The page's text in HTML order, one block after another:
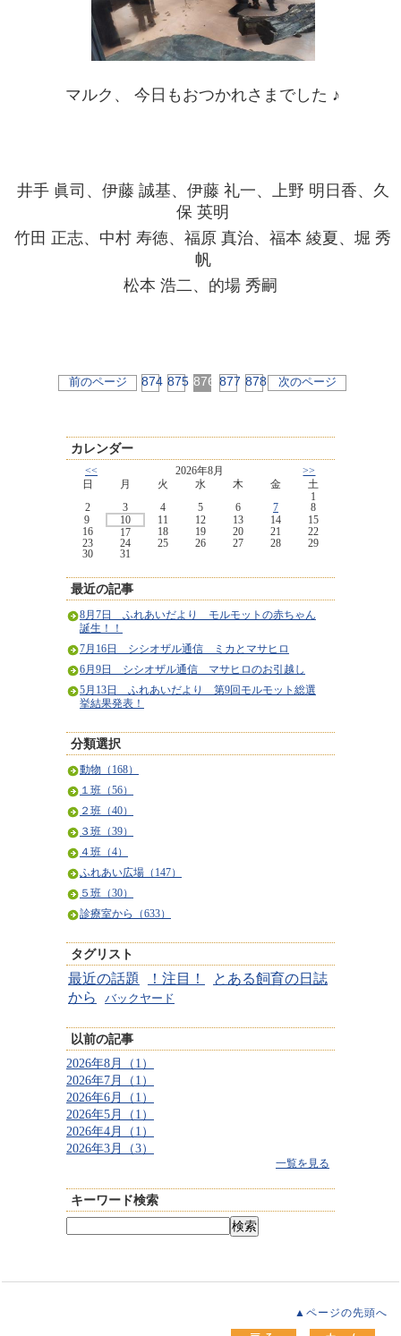
マルク、 今日もおつかれさまでした ♪
井手 眞司、伊藤 誠基、伊藤 礼一、上野 明日香、久
保 英明
竹田 正志、中村 寿徳、福原 真治、福本 綾夏、堀 秀
帆
松本 浩二、的場 秀嗣
前のページ 874 875 876 877 878 次のページ
カレンダー
<< 2026年8月
>>
日
月 火 水 木 金
土
1
2
3 4 5 6 7
8
9
10 11 12 13 14
15
16
17 18 19 20 21
22
23
24 25 26 27 28
29
30
31
最近の記事
8月7日 ふれあいだより モルモットの赤ちゃん
誕生！！
7月16日 シシオザル通信 ミカとマサヒロ
6月9日 シシオザル通信 マサヒロのお引越し
5月13日 ふれあいだより 第9回モルモット総選
挙結果発表！
分類選択
動物（168）
１班（56）
２班（40）
３班（39）
４班（4）
ふれあい広場（147）
５班（30）
診療室から（633）
タグリスト
最近の話題 ！注目！
とある飼育の日誌
から
バックヤード
以前の記事
2026年8月（1）
2026年7月（1）
2026年6月（1）
2026年5月（1）
2026年4月（1）
2026年3月（3）
一覧を見る
キーワード検索
▲ページの先頭へ